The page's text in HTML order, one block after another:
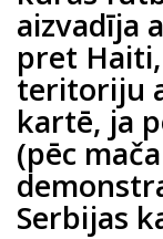
aizvadīja
pret
teritoriju
kartē, ja
(pēc
Serbijas